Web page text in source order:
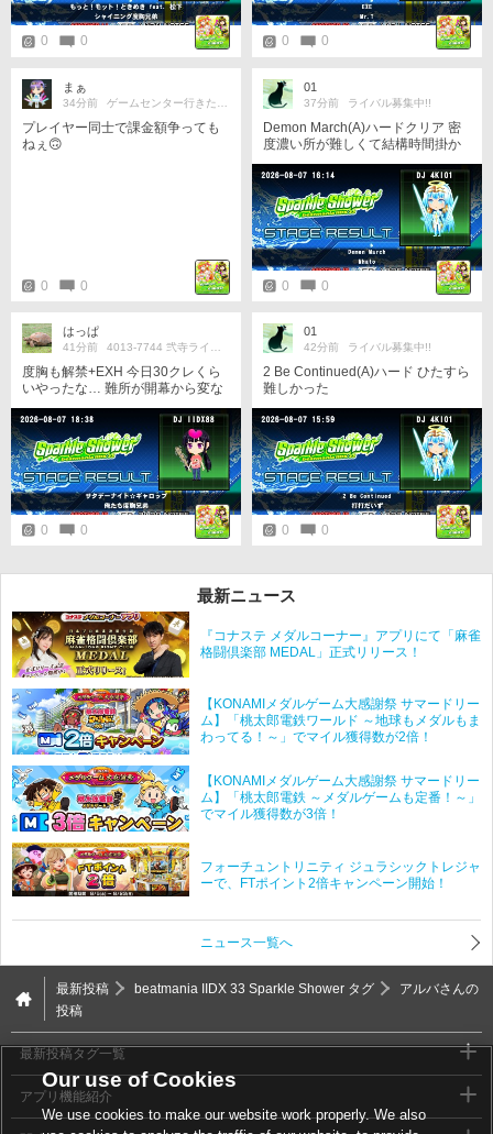
0 0 0 0
まぁ
34分前 ゲームセンター行きたい！
プレイヤー同士で課金額争っても
ねぇ🙃
0 0
01
37分前 ライバル募集中!!
Demon March(A)ハードクリア 密
度濃い所が難しくて結構時間掛か
0 0
はっぱ
41分前 4013-7744 弐寺ライバル求
度胸も解禁+EXH 今日30クレくら
いやったな… 難所が開幕から変な
連打地帯なのでエクハ的には粘着
はしやすい部類、ディアボロトー
ル英雄ポロネーズ駅猫と比べれば
多分1番弱い ただし体力的には1番
きつい、中盤以降は死と隣り合わ
せのマラソンです スコア狙うには
体力が足りない…
0
0
01
42分前 ライバル募集中!!
2 Be Continued(A)ハード ひたすら
難しかった
0 0
最新ニュース
『コナステ メダルコーナー』アプリにて「麻雀
格闘倶楽部 MEDAL」正式リリース！
【KONAMIメダルゲーム大感謝祭 サマードリー
ム】「桃太郎電鉄ワールド ～地球もメダルもま
わってる！～」でマイル獲得数が2倍！
【KONAMIメダルゲーム大感謝祭 サマードリー
ム】「桃太郎電鉄 ～メダルゲームも定番！～」
でマイル獲得数が3倍！
フォーチュントリニティ ジュラシックトレジャ
ーで、FTポイント2倍キャンペーン開始！
ニュース一覧へ
最新投稿 beatmania IIDX 33 Sparkle Shower タグ
アルバさんの
投稿
最新投稿タグ一覧
アプリ機能紹介
Our use of Cookies
We use cookies to make our website work properly. We also